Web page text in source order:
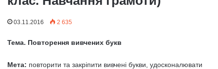
03.11.2016 2 635
Тема. Повторення вивчених букв
Мета: повторити та закріпити вивчені букви, удосконалювати